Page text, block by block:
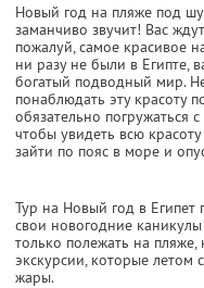
Новый год на пляже под
заманчиво звучит! Вас
пожалуй, самое красивое
ни разу не были в Египте,
богатый подводный мир.
понаблюдать эту красоту
обязательно погружаться
чтобы увидеть всю
зайти по пояс в море и
Тур на Новый год в Египет
свои новогодние
только полежать на
экскурсии, которые
жары.